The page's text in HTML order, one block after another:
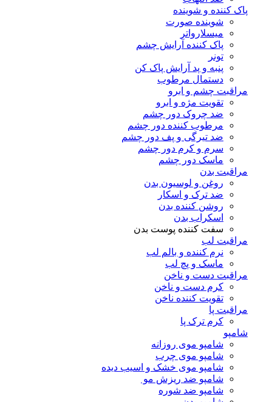
پاک کننده و شوینده
شوینده صورت
میسلارواتر
پاک کننده آرایش چشم
تونر
پنبه و پد آرایش پاک کن
دستمال مرطوب
مراقبت چشم و ابرو
تقویت مژه و ابرو
ضد چروک دور چشم
مرطوب کننده دور چشم
ضد تیرگی و پف دور چشم
سرم و کرم دور چشم
ماسک دور چشم
مراقبت بدن
روغن و لوسیون بدن
ضد ترک و اسکار
روشن کننده بدن
اسکراب بدن
سفت کننده پوست بدن
مراقبت لب
نرم کننده و بالم لب
ماسک و پچ لب
مراقبت دست و ناخن
کرم دست و ناخن
تقویت کننده ناخن
مراقبت پا
کرم ترک پا
شامپو
شامپو موی روزانه
شامپو موی چرب
شامپو موی خشک و اسیب دیده
شامپو ضد ریزش مو
شامپو ضد شوره